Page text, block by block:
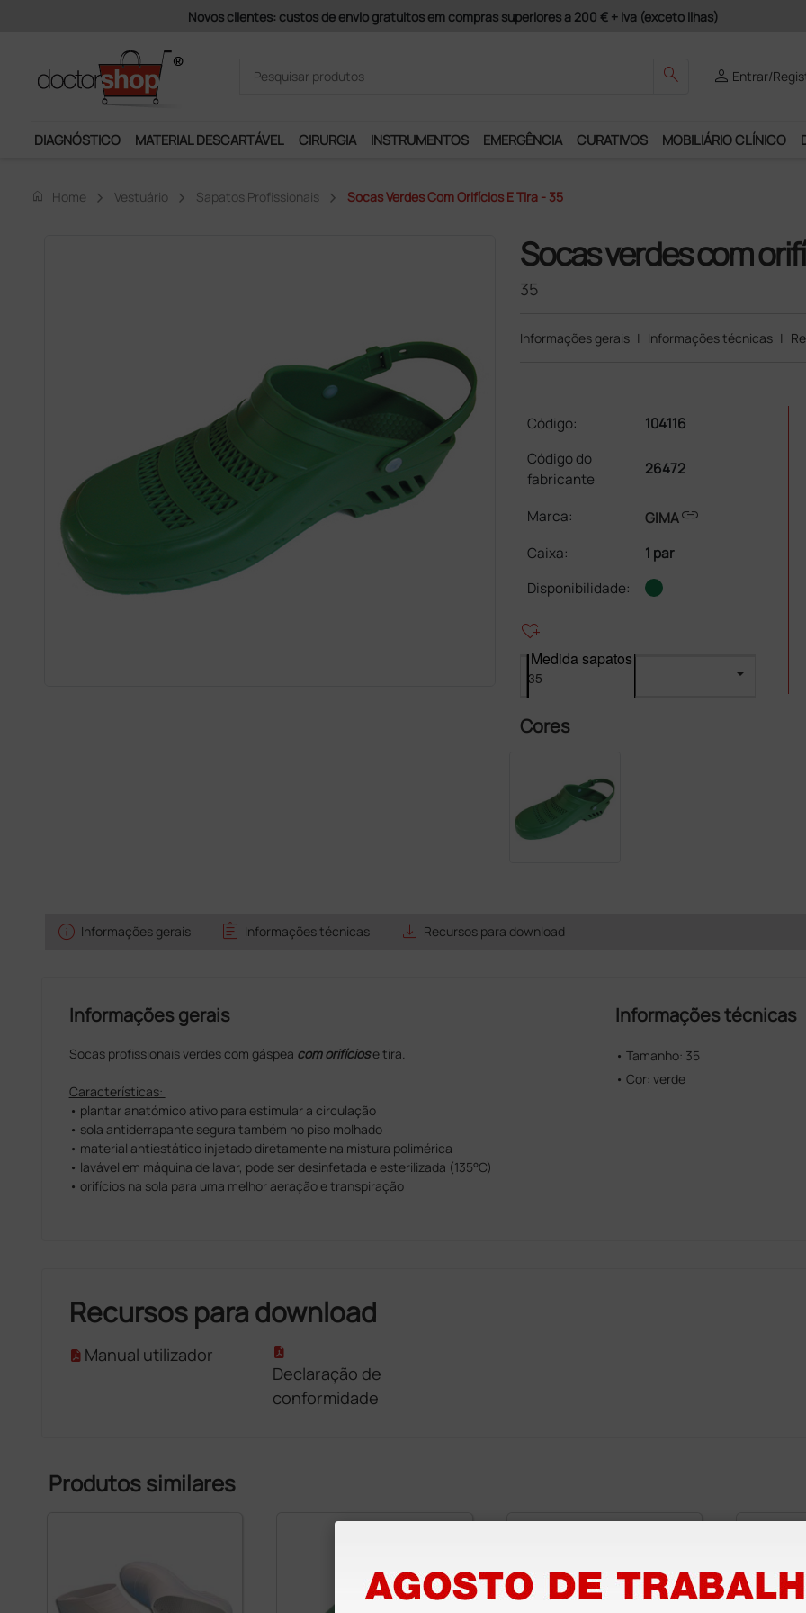
Pagamentos Seguros e Garantia de Satisfação!
search person Entrar/
DIAGNÓSTICO MATERIAL DESCARTÁVEL CIRURGIA INSTRUMENTOS EMERGÊNCIA CURATIVOS MOBILIÁRIO CLÍNICO
home Home Vestuário Sapatos Profissionais Socas Verdes Com Orifícios E Tira - 35
Socas verdes com
35
Informações gerais | Informações técnicas |
Código:
104116
Código do
fabricante
26472
Marca: GIMAlink
Caixa:
1 par
Disponibilidade:
heart_plus
Medida sapatos
Cores
info Informações gerais assignment Informações técnicas save_alt Recursos para download
Informações gerais
Socas profissionais verdes com gáspea com orifíciose tira.
Características:
• plantar anatómico ativo para estimular a circulação
• sola antiderrapante segura também no piso molhado
• material antiestático injetado diretamente na mistura polimérica
• lavável em máquina de lavar, pode ser desinfetada e esterilizada (135°C)
• orifícios na sola para uma melhor aeração e transpiração
Informações técnicas
• Tamanho: 35
• Cor: verde
Recursos para download
Manual utilizador
Declaração de
conformidade
Produtos similares